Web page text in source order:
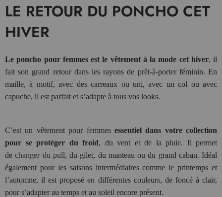
LE RETOUR DU PONCHO CET
HIVER
Le poncho pour femmes est le vêtement à la mode cet hiver, il
fait son grand retour dans les rayons de prêt-à-porter féminin. En
maille, à motif, avec des carreaux ou uni, avec un col ou avec
capuche, il est parfait et s’adapte à tous vos looks.
C’est un vêtement pour femmes essentiel dans votre collection
pour se protéger du froid, du vent et de la pluie. Il permet
dechanger du pull, du gilet, du manteau ou du grand caban. Idéal
également pour les saisons intermédiaires comme le printemps et
l’automne, il est proposé en différentes couleurs, de foncé à clair,
pour s’adapter au temps et au soleil encore présent.